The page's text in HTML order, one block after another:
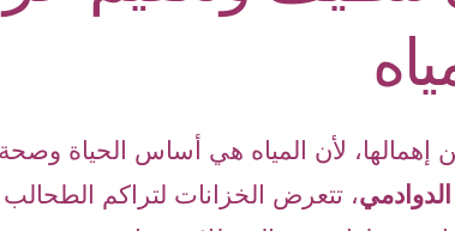
إهمالها، لأن المياه هي أساس الحياة
الدوادمي، تتعرض الخزانات لتراكم